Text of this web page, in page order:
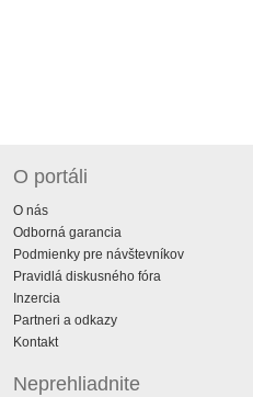
O portáli
O nás
Odborná garancia
Podmienky pre návštevníkov
Pravidlá diskusného fóra
Inzercia
Partneri a odkazy
Kontakt
Neprehliadnite